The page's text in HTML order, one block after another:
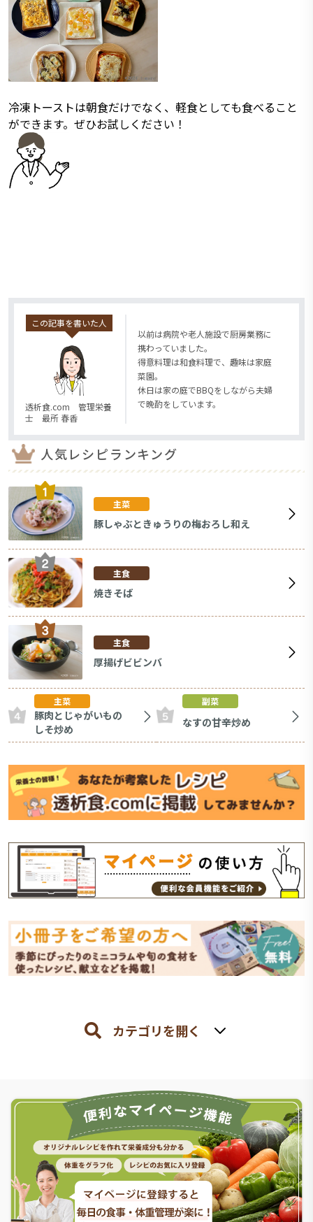
冷凍トーストは朝食だけでなく、軽食としても食べること
ができます。ぜひお試しください！
この記事を書いた人
透析食.com 管理栄養
士 最所 春香
以前は病院や老人施設で厨房業務に
携わっていました。
得意料理は和食料理で、趣味は家庭
菜園。
休日は家の庭でBBQをしながら夫婦
で晩酌をしています。
人気レシピランキング
主菜
豚しゃぶときゅうりの梅おろし和え
主食
焼きそば
主食
厚揚げビビンバ
主菜
豚肉とじゃがいもの
しそ炒め
副菜
なすの甘辛炒め
カテゴリを開く